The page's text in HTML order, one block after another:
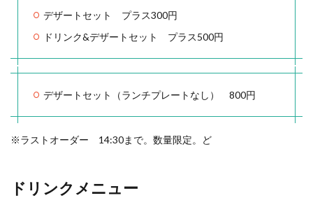
デザートセット プラス300円
ドリンク&デザートセット プラス500円
デザートセット（ランチプレートなし） 800円
※ラストオーダー 14:30まで。数量限定。ど
ドリンクメニュー